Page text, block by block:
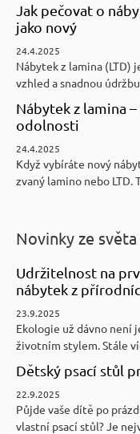
Jak pečovat o
jako nový
24.4.2025
Nábytek z lamina (LTD)
vzhled a snadnou
Nábytek z lamina
odolnosti
24.4.2025
Když vybíráte nový
zvaný lamino nebo LTD.
Novinky ze
Udržitelnost na
nábytek z
23.9.2025
Ekologie už dávno není
životním stylem. Stále
Dětský psací stůl
22.9.2025
Půjde vaše dítě po
vlastní psací stůl? Je